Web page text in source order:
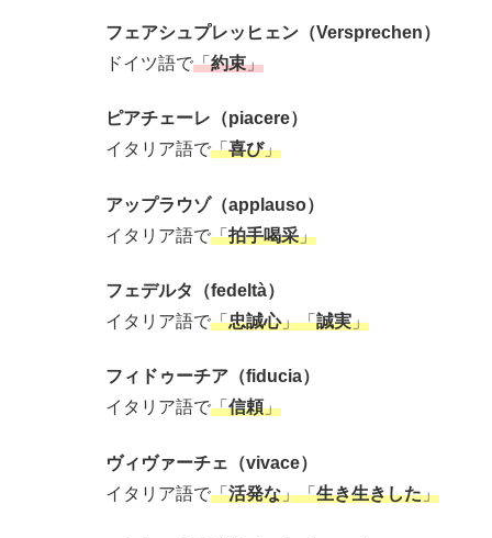
フェアシュプレッヒェン（Versprechen）
ドイツ語で「約束」
ピアチェーレ（piacere）
イタリア語で「喜び」
アップラウゾ（applauso）
イタリア語で「拍手喝采」
フェデルタ（fedeltà）
イタリア語で「忠誠心」「誠実」
フィドゥーチア（fiducia）
イタリア語で「信頼」
ヴィヴァーチェ（vivace）
イタリア語で「活発な」「生き生きした」